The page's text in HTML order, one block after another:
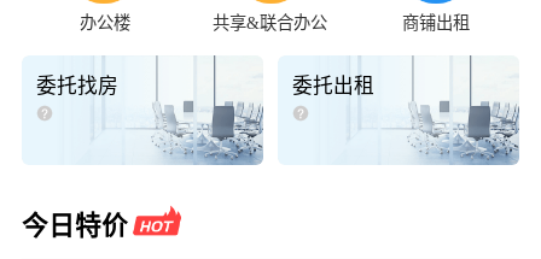
办公楼 共享&联合办公 商铺出租
委托找房 委托出租
今日特价